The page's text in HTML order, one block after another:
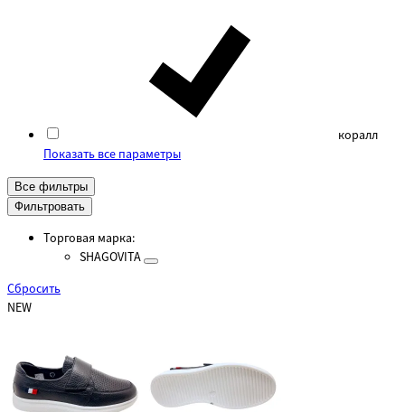
коралл
Показать все параметры
Все фильтры
Фильтровать
Торговая марка:
SHAGOVITA
Cбросить
NEW